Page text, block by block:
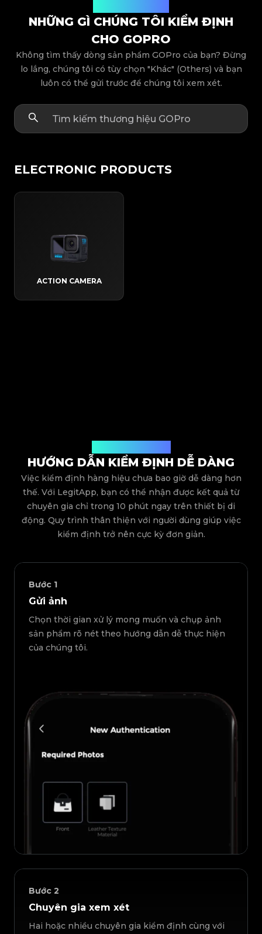
NHỮNG GÌ CHÚNG TÔI KIỂM ĐỊNH
CHO GOPRO
Không tìm thấy dòng sản phẩm GOPro của bạn? Đừng
lo lắng, chúng tôi có tùy chọn "Khác" (Others) và bạn
luôn có thể gửi trước để chúng tôi xem xét.
ELECTRONIC PRODUCTS
ACTION CAMERA
HƯỚNG DẪN KIỂM ĐỊNH DỄ DÀNG
Việc kiểm định hàng hiệu chưa bao giờ dễ dàng hơn
thế. Với LegitApp, bạn có thể nhận được kết quả từ
chuyên gia chỉ trong 10 phút ngay trên thiết bị di
động. Quy trình thân thiện với người dùng giúp việc
kiểm định trở nên cực kỳ đơn giản.
Bước 1
Gửi ảnh
Chọn thời gian xử lý mong muốn và chụp ảnh
sản phẩm rõ nét theo hướng dẫn dễ thực hiện
của chúng tôi.
Bước 2
Chuyên gia xem xét
Hai hoặc nhiều chuyên gia kiểm định cùng với